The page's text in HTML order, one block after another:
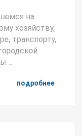
на
хозяйству,
транспорту,
...
подробнее